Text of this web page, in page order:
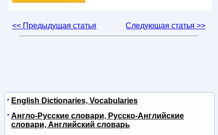
<< Предыдущая статья Следующая статья >>
English Dictionaries, Vocabularies
Англо-Русские словари, Русско-Английские
словари, Английский словарь